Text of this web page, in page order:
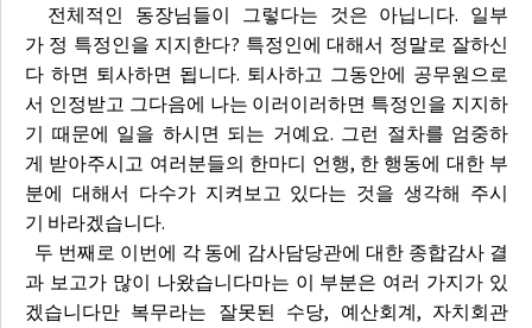
전체적인 동장님들이 그렇다는 것은 아닙니다. 일부
가 정 특정인을 지지한다? 특정인에 대해서 정말로 잘하신
다 하면 퇴사하면 됩니다. 퇴사하고 그동안에 공무원으로
서 인정받고 그다음에 나는 이러이러하면 특정인을 지지하
기 때문에 일을 하시면 되는 거예요. 그런 절차를 엄중하
게 받아주시고 여러분들의 한마디 언행, 한 행동에 대한 부
분에 대해서 다수가 지켜보고 있다는 것을 생각해 주시
기 바라겠습니다.
두 번째로 이번에 각 동에 감사담당관에 대한 종합감사 결
과 보고가 많이 나왔습니다마는 이 부분은 여러 가지가 있
겠습니다만 복무라는 잘못된 수당, 예산회계, 자치회관